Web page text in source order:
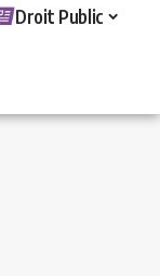
Droit Public
humaines>Rupture